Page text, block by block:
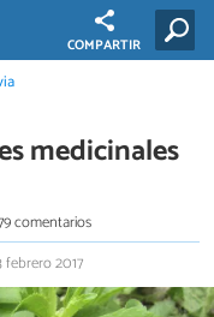
COMPARTIR
medicinales
comentarios
2017